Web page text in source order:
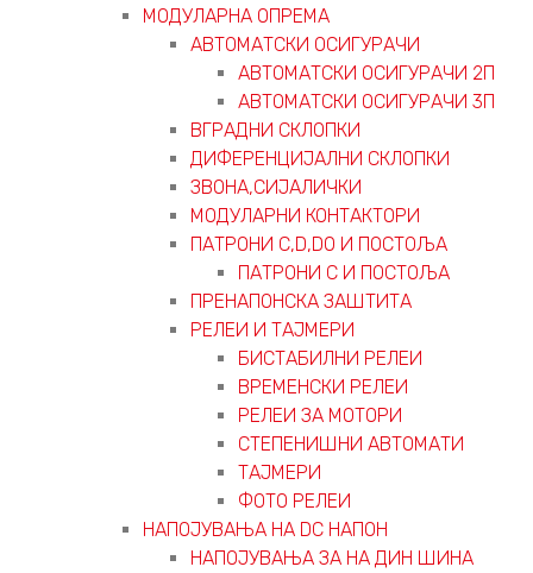
МОДУЛАРНА ОПРЕМА
АВТОМАТСКИ ОСИГУРАЧИ
АВТОМАТСКИ ОСИГУРАЧИ 2П
АВТОМАТСКИ ОСИГУРАЧИ 3П
ВГРАДНИ СКЛОПКИ
ДИФЕРЕНЦИЈАЛНИ СКЛОПКИ
ЗВОНА,СИЈАЛИЧКИ
МОДУЛАРНИ КОНТАКТОРИ
ПАТРОНИ C,D,D0 И ПОСТОЉА
ПАТРОНИ C И ПОСТОЉА
ПРЕНАПОНСКА ЗАШТИТА
РЕЛЕИ И ТАЈМЕРИ
БИСТАБИЛНИ РЕЛЕИ
ВРЕМЕНСКИ РЕЛЕИ
РЕЛЕИ ЗА МОТОРИ
СТЕПЕНИШНИ АВТОМАТИ
ТАЈМЕРИ
ФОТО РЕЛЕИ
НАПОЈУВАЊА НА DC НАПОН
НАПОЈУВАЊА ЗА НА ДИН ШИНА